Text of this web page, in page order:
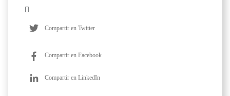
Compartir en Twitter
Compartir en Facebook
Compartir en LinkedIn